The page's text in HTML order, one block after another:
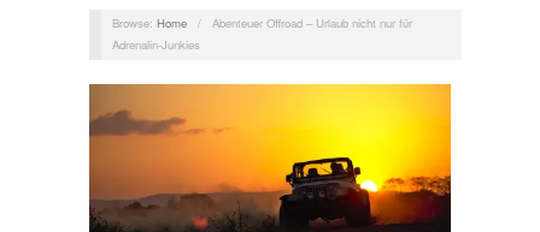
Browse: Home /
Abenteuer Offroad – Urlaub nicht nur für
Adrenalin-Junkies